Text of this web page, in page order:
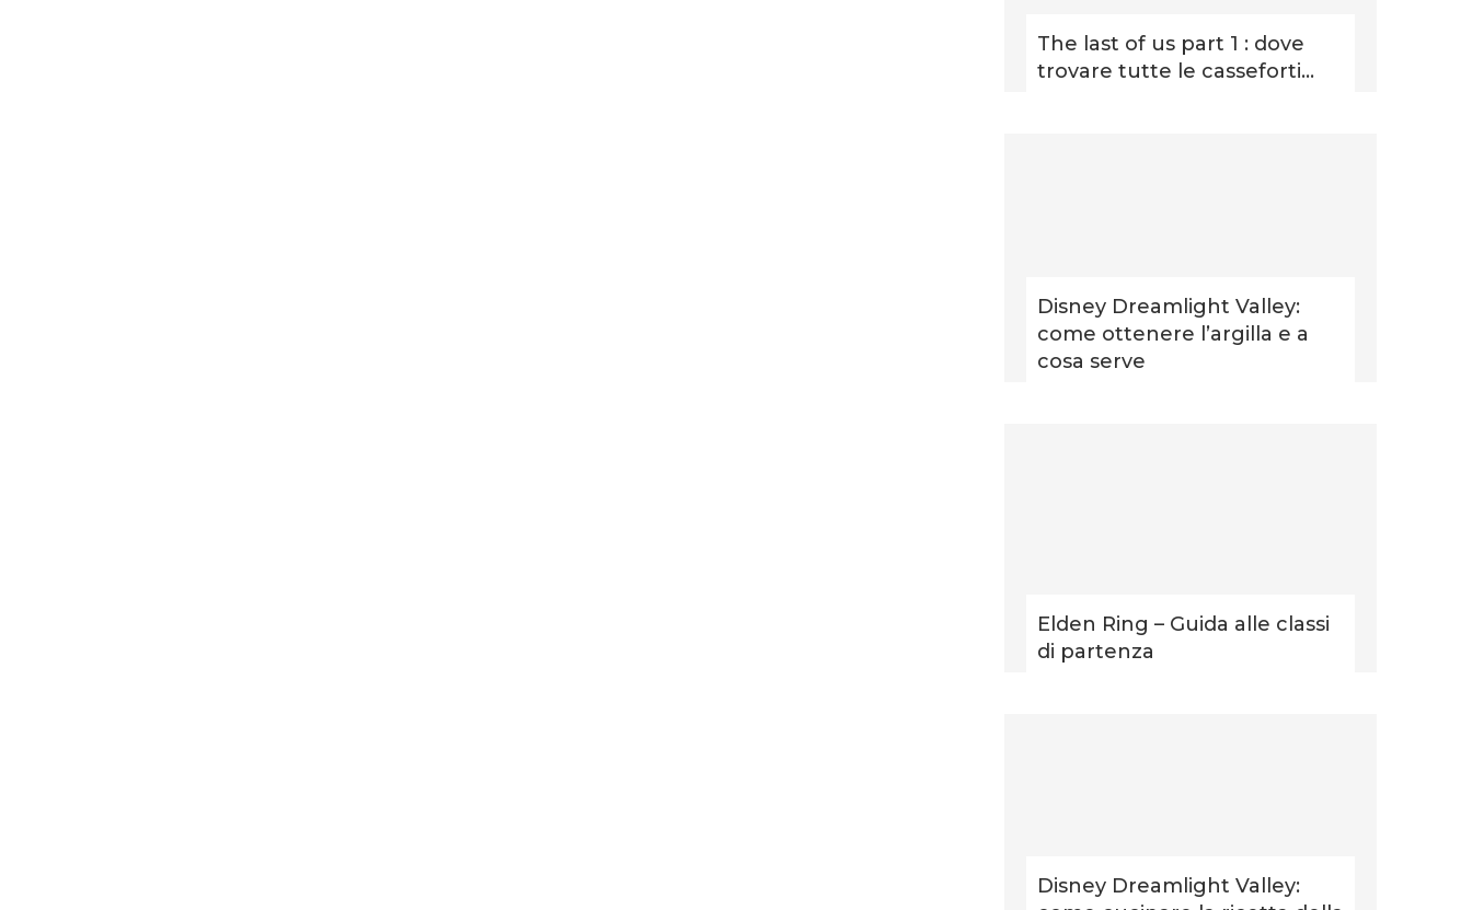
The last of us part 1 : dove
trovare tutte le casseforti...
Disney Dreamlight Valley:
come ottenere l’argilla e a
cosa serve
Elden Ring – Guida alle classi
di partenza
Disney Dreamlight Valley: